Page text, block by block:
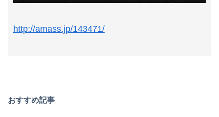
http://amass.jp/143471/
おすすめ記事